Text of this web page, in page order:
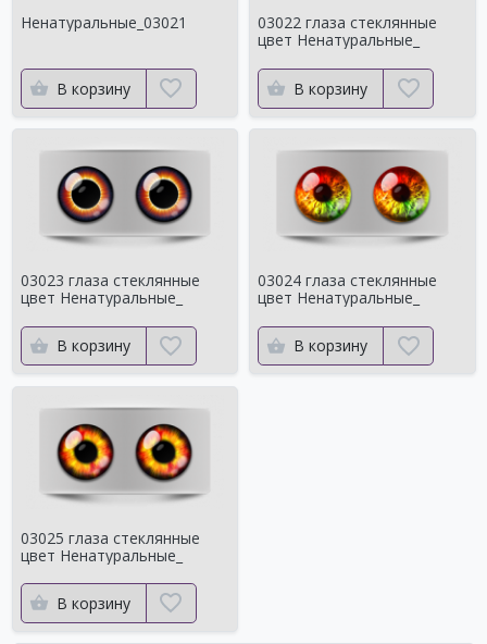
Ненатуральные_03021
В корзину
03022 глаза стеклянные
цвет Ненатуральные_
В корзину
03023 глаза стеклянные
цвет Ненатуральные_
В корзину
03024 глаза стеклянные
цвет Ненатуральные_
В корзину
03025 глаза стеклянные
цвет Ненатуральные_
В корзину